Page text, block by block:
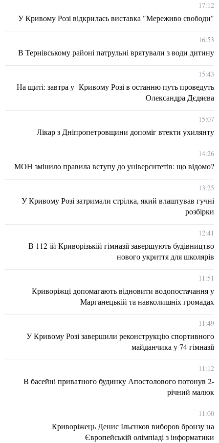
17:12
У Кривому Розі відкрилась виставка "Мереживо свободи"
16:53
В Тернівському районі патрульні врятували з води дитину
15:43
На щиті: завтра у Кривому Розі в останню путь проведуть
Олександра Дєдяєва
15:07
Лікар з Дніпропетровщини допоміг втекти ухилянту
14:26
МОН змінило правила вступу до університетів: що відомо?
13:25
У Кривому Розі затримали стрілка, який влаштував гучні
розбірки
12:41
В 112-ій Криворізькій гімназії завершують будівництво
нового укриття для школярів
11:51
Криворіжці допомагають відновити водопостачання у
Марганецькій та навколишніх громадах
11:49
У Кривому Розі завершили реконструкцію спортивного
майданчика у 74 гімназії
11:12
В басейні приватного будинку Апостолового потонув 2-
річний малюк
11:00
Криворіжець Денис Ільєнков виборов бронзу на
Європейській олімпіаді з інформатики